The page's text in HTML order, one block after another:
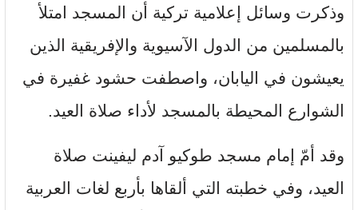
وذكرت وسائل إعلامية تركية أن المسجد امتلأ
بالمسلمين من الدول الآسيوية والإفريقية الذين
يعيشون في اليابان، واصطفت حشود غفيرة في
الشوارع المحيطة بالمسجد لأداء صلاة العيد.
وقد أمّ إمام مسجد طوكيو آدم ليفينت صلاة
العيد، وفي خطبته التي ألقاها بأربع لغات العربية